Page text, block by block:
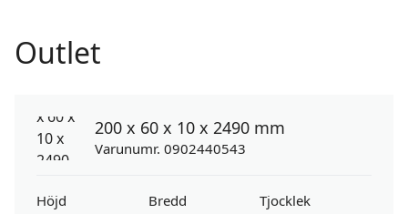
Outlet
200 x 60 x 10 x 2490 mm
Varunumr. 0902440543
Höjd Bredd Tjocklek